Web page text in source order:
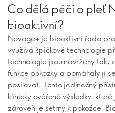
Co dělá péči o pleť
bioaktivní?
Novage+ je bioaktivní řada
využívá špičkové technologie
technologie jsou navrženy tak,
funkce pokožky a pomáhaly jí
posilovat. Tento jedinečný
klinicky ověřené výsledky,
zároveň je šetrný k pokožce.